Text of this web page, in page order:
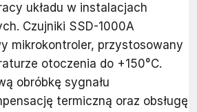
układu w instalacjach
Czujniki SSD-1000A
mikrokontroler, przystosowany
otoczenia do +150°C.
obróbkę sygnału
termiczną oraz obsługę